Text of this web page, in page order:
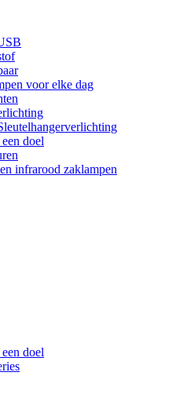
voor elke dag
doel
infrarood zaklampen
doel